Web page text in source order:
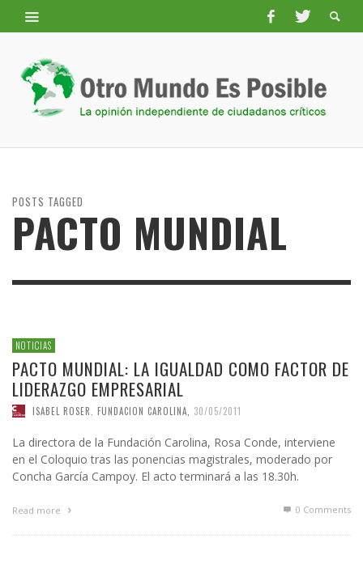
POSTS TAGGED
PACTO MUNDIAL
NOTICIAS
PACTO MUNDIAL: LA IGUALDAD COMO FACTOR DE
LIDERAZGO EMPRESARIAL
ISABEL ROSER. FUNDACION CAROLINA 30/05/2011
La directora de la Fundación Carolina, Rosa Conde, interviene
en el Coloquio tras las ponencias magistrales, moderado por
Concha García Campoy. El acto terminará a las 18.30h.
Read more 0 Comments